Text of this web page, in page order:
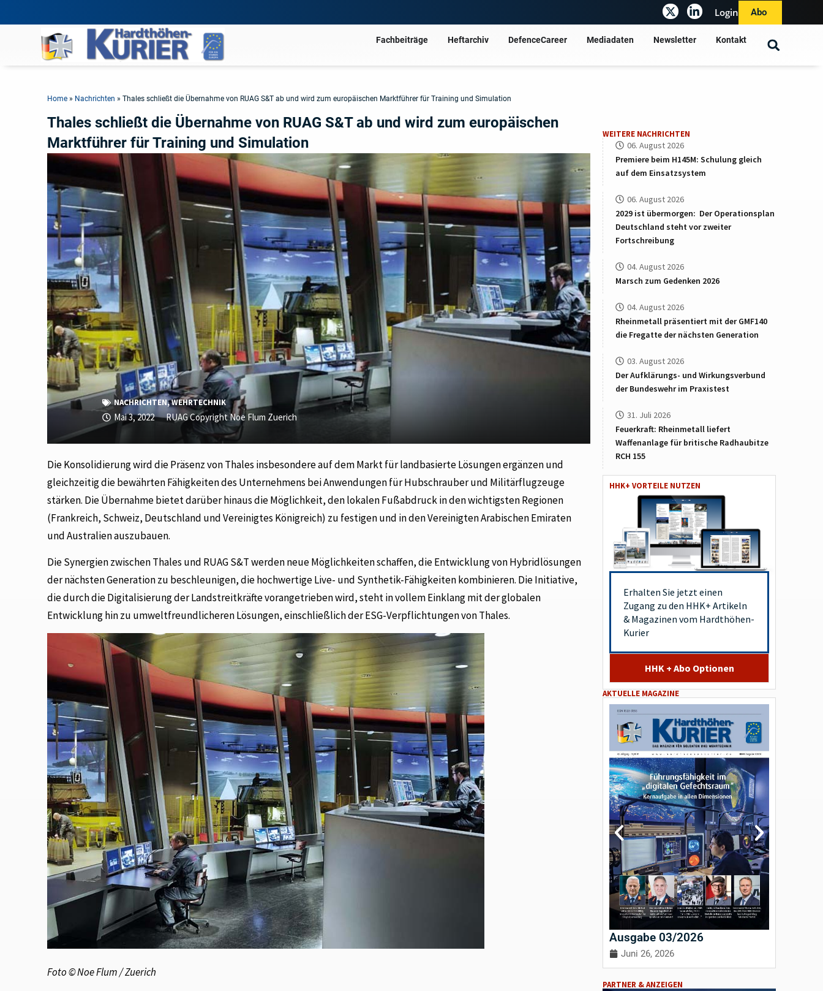
Login Abo
Fachbeiträge Heftarchiv DefenceCareer Mediadaten Newsletter Kontakt
Home » Nachrichten »Thales schließt die Übernahme von RUAG S&T ab und wird zum europäischen Marktführer für Training und Simulation
Thales schließt die Übernahme von RUAG S&T ab und wird zum europäischen
Marktführer für Training und Simulation
NACHRICHTEN,WEHRTECHNIK
Mai 3, 2022 RUAG Copyright Noe Flum Zuerich
Die Konsolidierung wird die Präsenz von Thales insbesondere auf dem Markt für landbasierte Lösungen ergänzen und
gleichzeitig die bewährten Fähigkeiten des Unternehmens bei Anwendungen für Hubschrauber und Militärflugzeuge
stärken. Die Übernahme bietet darüber hinaus die Möglichkeit, den lokalen Fußabdruck in den wichtigsten Regionen
(Frankreich, Schweiz, Deutschland und Vereinigtes Königreich) zu festigen und in den Vereinigten Arabischen Emiraten
und Australien auszubauen.
Die Synergien zwischen Thales und RUAG S&T werden neue Möglichkeiten schaffen, die Entwicklung von Hybridlösungen
der nächsten Generation zu beschleunigen, die hochwertige Live- und Synthetik-Fähigkeiten kombinieren. Die Initiative,
die durch die Digitalisierung der Landstreitkräfte vorangetrieben wird, steht in vollem Einklang mit der globalen
Entwicklung hin zu umweltfreundlicheren Lösungen, einschließlich der ESG-Verpflichtungen von Thales.
Foto © Noe Flum / Zuerich
WEITERE NACHRICHTEN
06. August 2026
Premiere beim H145M: Schulung gleich
auf dem Einsatzsystem
06. August 2026
2029 ist übermorgen: Der Operationsplan
Deutschland steht vor zweiter
Fortschreibung
04. August 2026
Marsch zum Gedenken 2026
04. August 2026
Rheinmetall präsentiert mit der GMF140
die Fregatte der nächsten Generation
03. August 2026
Der Aufklärungs- und Wirkungsverbund
der Bundeswehr im Praxistest
31. Juli 2026
Feuerkraft: Rheinmetall liefert
Waffenanlage für britische Radhaubitze
RCH 155
HHK+ VORTEILE NUTZEN
Erhalten Sie jetzt einen
Zugang zu den HHK+ Artikeln
& Magazinen vom Hardthöhen-
Kurier
HHK + Abo Optionen
AKTUELLE MAGAZINE
Ausgabe 03/2026
Juni 26, 2026
PARTNER & ANZEIGEN